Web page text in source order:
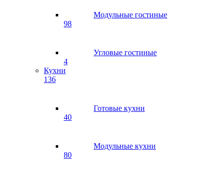
Модульные гостиные
98
Угловые гостиные
4
Кухни
136
Готовые кухни
40
Модульные кухни
80